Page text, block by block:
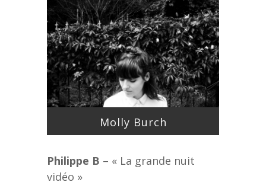
Molly Burch
Philippe B – « La grande nuit
vidéo »